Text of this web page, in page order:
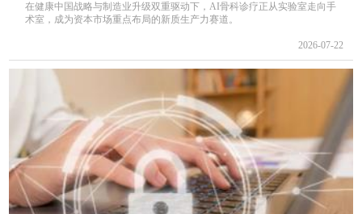
在健康中国战略与制造业升级双重驱动下，AI骨科诊疗正从实验室走向手
术室，成为资本市场重点布局的新质生产力赛道。
2026-07-22